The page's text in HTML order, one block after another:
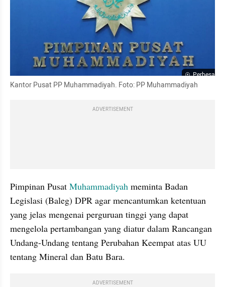
Perbesar
Kantor Pusat PP Muhammadiyah. Foto: PP Muhammadiyah
ADVERTISEMENT
Pimpinan Pusat Muhammadiyah meminta Badan
Legislasi (Baleg) DPR agar mencantumkan ketentuan
yang jelas mengenai perguruan tinggi yang dapat
mengelola pertambangan yang diatur dalam Rancangan
Undang-Undang tentang Perubahan Keempat atas UU
tentang Mineral dan Batu Bara.
ADVERTISEMENT